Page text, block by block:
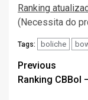
Ranking
(Necessita do
Tags: boliche
Post
Previous
Ranking CBBol